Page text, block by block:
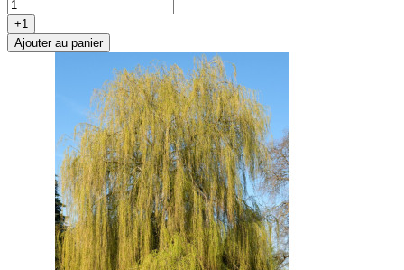
+1
Ajouter au panier